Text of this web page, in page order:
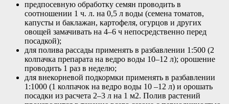
предпосевную обработку семян проводить в
соотношении 1 ч. л. на 0,5 л воды (семена томатов,
капусты и баклажан, картофеля, огурцов и других
овощей замачивать на 4–6 ч непосредственно перед
посадкой);
для полива рассады применять в разбавлении 1:500 (2
колпачка препарата на ведро воды 10–12 л); орошение
проводить 1 раз в неделю;
для внекорневой подкормки применять в разбавлении
1:1000 (1 колпачок на ведро воды 10 –12 л) и орошать
посадки из расчета 2–3 л на 1 м2. Полив растений